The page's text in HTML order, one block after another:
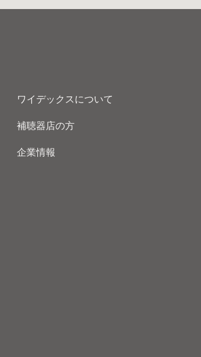
ワイデックスについて
補聴器店の方
企業情報